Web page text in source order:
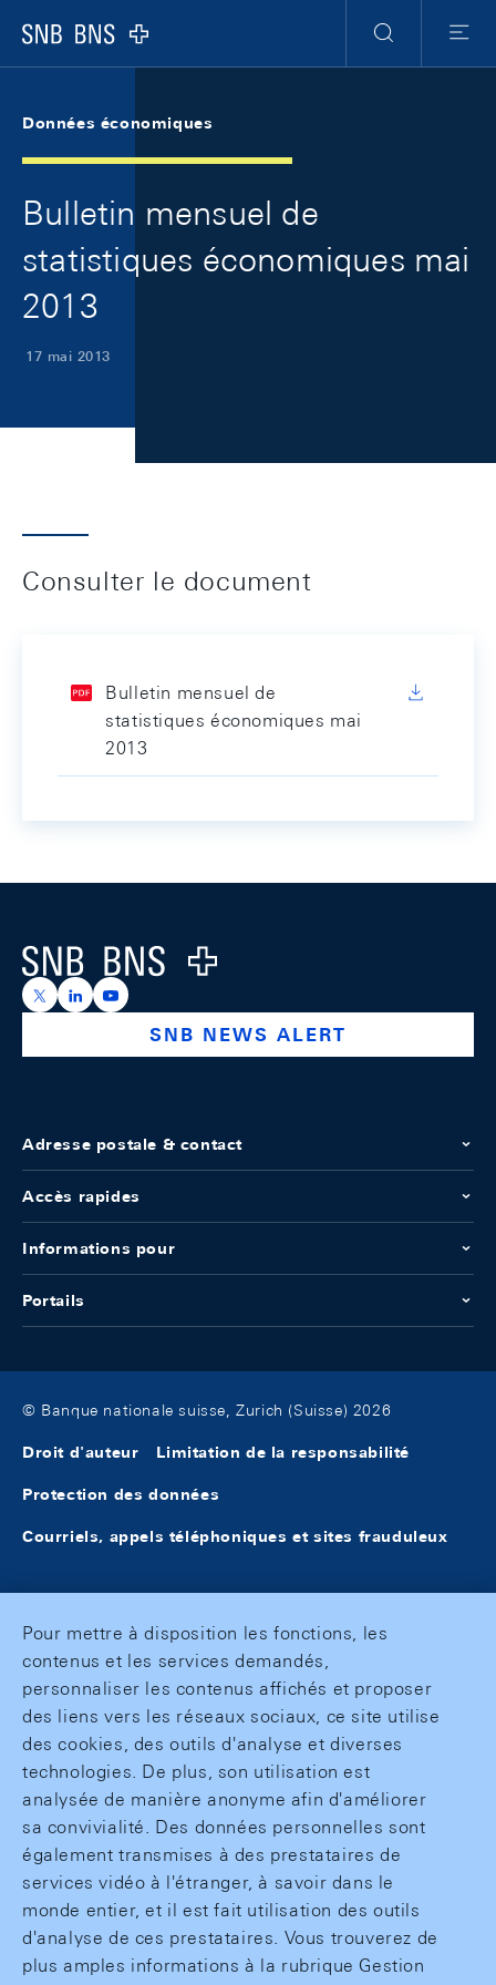
Logo
RechercheMenu
Données économiques
Bulletin mensuel de
statistiques économiques mai
2013
17 mai 2013
Consulter le document
Bulletin mensuel de
statistiques économiques mai
2013
Logo
https://x.com/snb_bns
https://ch.linkedin.com/company/swiss-national-
https://www.youtube.com/@swissnationalbank
SNB NEWS ALERT
Adresse postale & contact
Accès rapides
Informations pour
Portails
© Banque nationale suisse, Zurich (Suisse) 2026
Droit d'auteur Limitation de la responsabilité
Protection des données
Courriels, appels téléphoniques et sites frauduleux
Pour mettre à disposition les fonctions, les
contenus et les services demandés,
personnaliser les contenus affichés et proposer
des liens vers les réseaux sociaux, ce site utilise
des cookies, des outils d'analyse et diverses
technologies. De plus, son utilisation est
analysée de manière anonyme afin d'améliorer
sa convivialité. Des données personnelles sont
également transmises à des prestataires de
services vidéo à l'étranger, à savoir dans le
monde entier, et il est fait utilisation des outils
d'analyse de ces prestataires. Vous trouverez de
plus amples informations à la rubrique Gestion